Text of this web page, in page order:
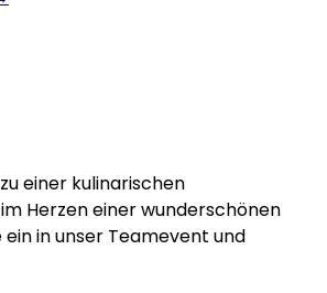
einer kulinarischen
Herzen einer wunderschönen
ein in unser Teamevent und